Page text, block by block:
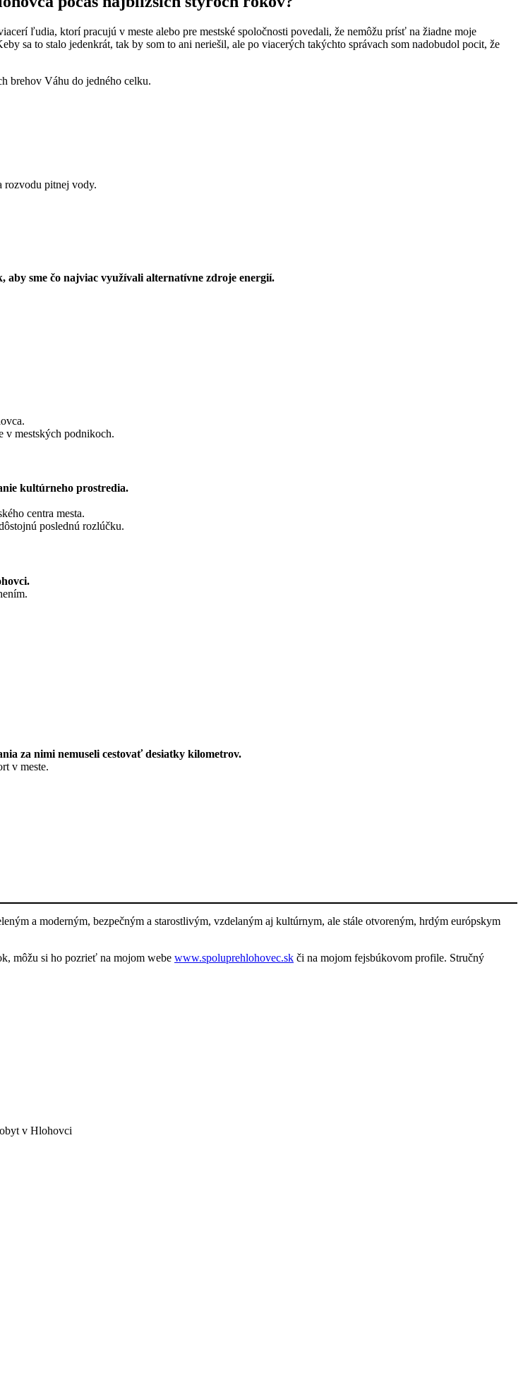
ľudia, ktorí pracujú v meste alebo pre mestské spoločnosti povedali, že nemôžu prísť na žiadne moje
sa to stalo jedenkrát, tak by som to ani neriešil, ale po viacerých takýchto správach som nadobudol pocit, že
brehov Váhu do jedného celku.
rozvodu pitnej vody.
aby sme čo najviac využívali alternatívne zdroje energií.
v mestských podnikoch.
kultúrneho prostredia.
centra mesta.
poslednú rozlúčku.
za nimi nemuseli cestovať desiatky kilometrov.
v meste.
a moderným, bezpečným a starostlivým, vzdelaným aj kultúrnym, ale stále otvoreným, hrdým európskym
môžu si ho pozrieť na mojom webe www.spoluprehlohovec.sk či na mojom fejsbúkovom profile. Stručný
v Hlohovci